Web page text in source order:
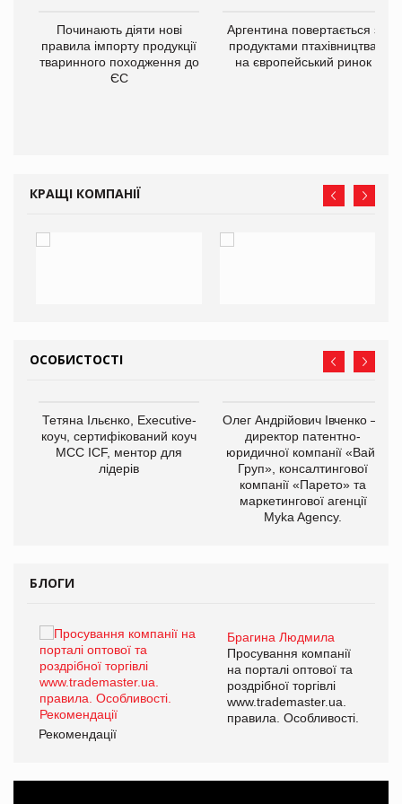
Починають діяти нові
правила імпорту продукції
тваринного походження до
ЄС
Аргентина повертається з
продуктами птахівництва
на європейський ринок
КРАЩІ КОМПАНІЇ
ОСОБИСТОСТІ
Тетяна Ільєнко, Executive-
коуч, сертифікований коуч
МСС ICF, ментор для
лідерів
Олег Андрійович Івченко —
директор патентно-
юридичної компанії «Вайз
Груп», консалтингової
компанії «Парето» та
маркетингової агенції
Myka Agency.
БЛОГИ
Брагина Людмила
Просування компанії
на порталі оптової та
роздрібної торгівлі
www.trademaster.ua.
правила. Особливості.
Рекомендації